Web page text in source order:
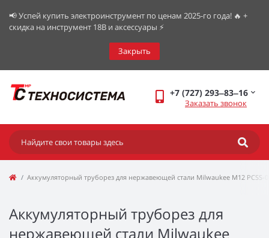
📢 Успей купить электроинструмент по ценам 2025-го года! 🔥 +
скидка на инструмент 18В и аксессуары ⚡️
Закрыть
+7 (727) 293‒83‒16
Заказать звонок
Аккумуляторный труборез для нержавеющей стали Milwaukee M12 PCSS-0
Аккумуляторный труборез для
нержавеющей стали Milwaukee